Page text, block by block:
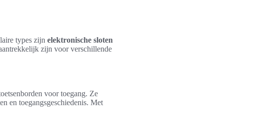
types zijn elektronische sloten
zijn voor verschillende
voor toegang. Ze
en toegangsgeschiedenis. Met